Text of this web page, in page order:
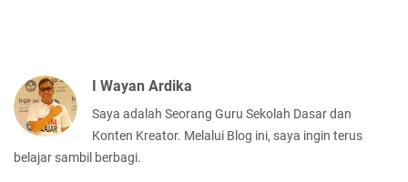
I Wayan Ardika
Saya adalah Seorang Guru Sekolah Dasar dan
Konten Kreator. Melalui Blog ini, saya ingin terus
belajar sambil berbagi.